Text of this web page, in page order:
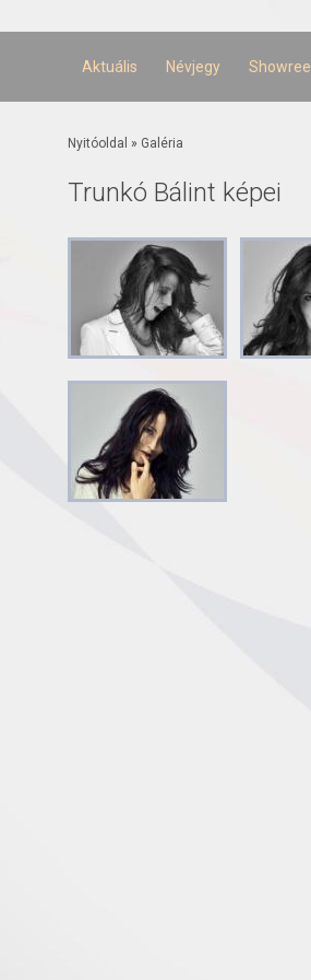
tartalomra
Aktuális Névjegy Showreel
Jelenlegi hely
Nyitóoldal » Galéria
Trunkó Bálint képei